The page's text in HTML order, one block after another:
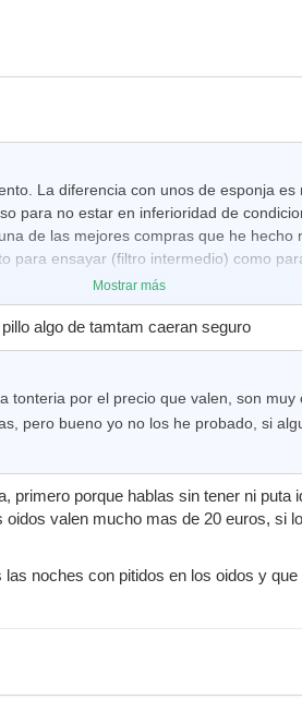
La diferencia con unos de esponja
para no estar en inferioridad de
de las mejores compras que he
para ensayar (filtro intermedio) como
Mostrar más
algo de tamtam caeran seguro
tonteria por el precio que valen, son
pero bueno yo no los he probado, si
primero porque hablas sin tener ni puta
valen mucho mas de 20 euros, si
noches con pitidos en los oidos y